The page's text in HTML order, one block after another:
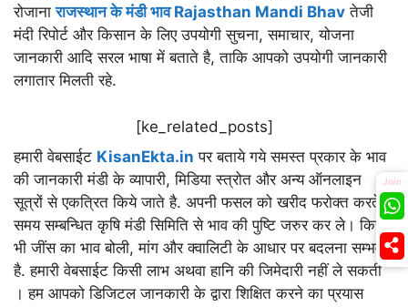
रोजानाराजस्थान के मंडी भाव Rajasthan Mandi Bhav तेजी
मंदी रिपोर्ट और किसान के लिए उपयोगी सुचना, समाचार, योजना
जानकारी आदि सरल भाषा में बताते है, ताकि आपको उपयोगी जानकारी
लगातार मिलती रहे.
[ke_related_posts]
हमारी वेबसाईट KisanEkta.in पर बताये गये समस्त प्रकार के भाव
की जानकारी मंडी के व्यापारी, मिडिया स्त्रोत और अन्य ऑनलाइन
सूत्रों से एकत्रित किये जाते है. अपनी फसल को खरीद फरोक्त करते
समय सम्बन्धित कृषि मंडी सिमिति से भाव की पुष्टि जरुर कर ले। किसी
भी जींस का भाव बोली, मांग और क्वालिटी के आधार पर बदलना सम्भव
है. हमारी वेबसाईट किसी लाभ अथवा हानि की जिमेदारी नहीं ले सकती
। हम आपको डिजिटल जानकारी के द्वारा शिक्षित करने का प्रयास
Join